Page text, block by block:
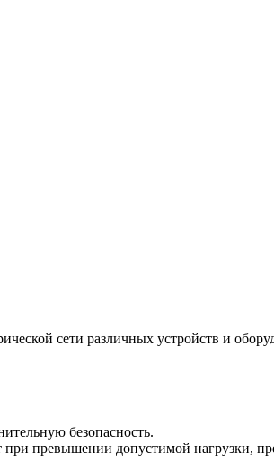
сети различных устройств и
безопасность.
превышении допустимой нагрузки,